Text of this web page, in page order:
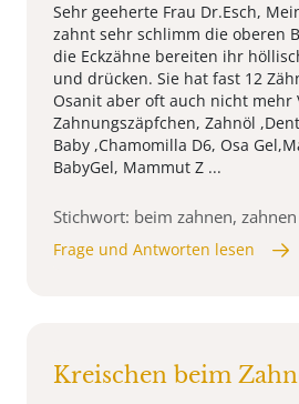
Sehr geeherte Frau Dr.Esch,
zahnt sehr schlimm die oberen
die Eckzähne bereiten ihr
und drücken. Sie hat fast 12
Osanit aber oft auch nicht mehr
Zahnungszäpfchen, Zahnöl
Baby ,Chamomilla D6, Osa
BabyGel, Mammut Z ...
Stichwort: beim zahnen, zahnen
Frage und Antworten lesen
Kreischen beim